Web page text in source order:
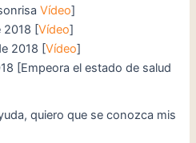
Vídeo]
2018 [Vídeo]
2018 [Vídeo]
[Empeora el estado de salud
quiero que se conozca mis